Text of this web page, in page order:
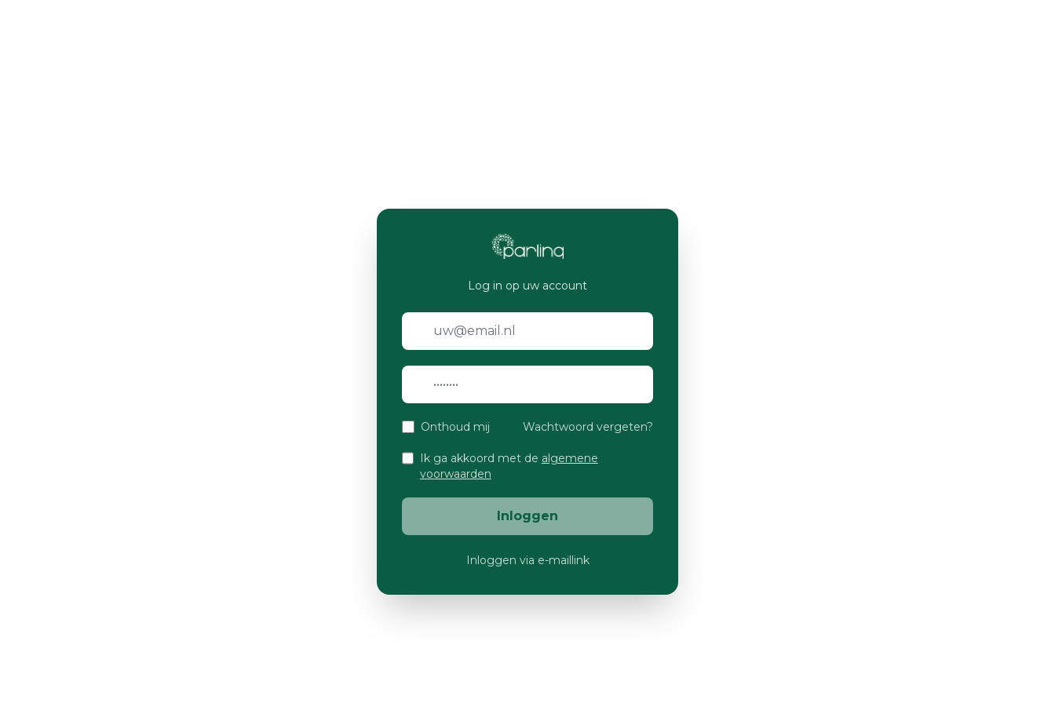
Log in op uw account
Onthoud mij Wachtwoord vergeten?
Ik ga akkoord met de algemene
voorwaarden
Inloggen
Inloggen via e-maillink